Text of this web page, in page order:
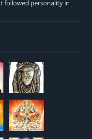
followed personality in